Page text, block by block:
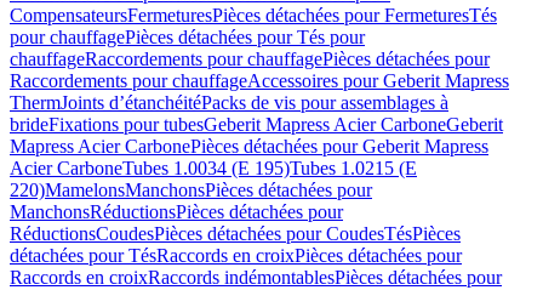
CompensateursFermeturesPièces détachées pour FermeturesTés
pour chauffagePièces détachées pour Tés pour
chauffageRaccordements pour chauffagePièces détachées pour
Raccordements pour chauffageAccessoires pour Geberit Mapress
ThermJoints d’étanchéitéPacks de vis pour assemblages à
brideFixations pour tubesGeberit Mapress Acier CarboneGeberit
Mapress Acier CarbonePièces détachées pour Geberit Mapress
Acier CarboneTubes 1.0034 (E 195)Tubes 1.0215 (E
220)MamelonsManchonsPièces détachées pour
ManchonsRéductionsPièces détachées pour
RéductionsCoudesPièces détachées pour CoudesTésPièces
détachées pour TésRaccords en croixPièces détachées pour
Raccords en croixRaccords indémontablesPièces détachées pour